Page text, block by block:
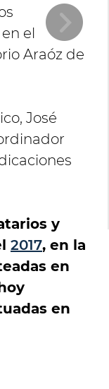
el
Araóz de
José
y
2017, en la
en
en